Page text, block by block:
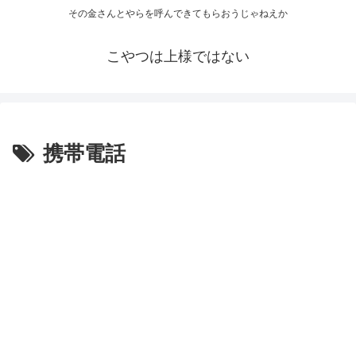
その金さんとやらを呼んできてもらおうじゃねえか
こやつは上様ではない
携帯電話